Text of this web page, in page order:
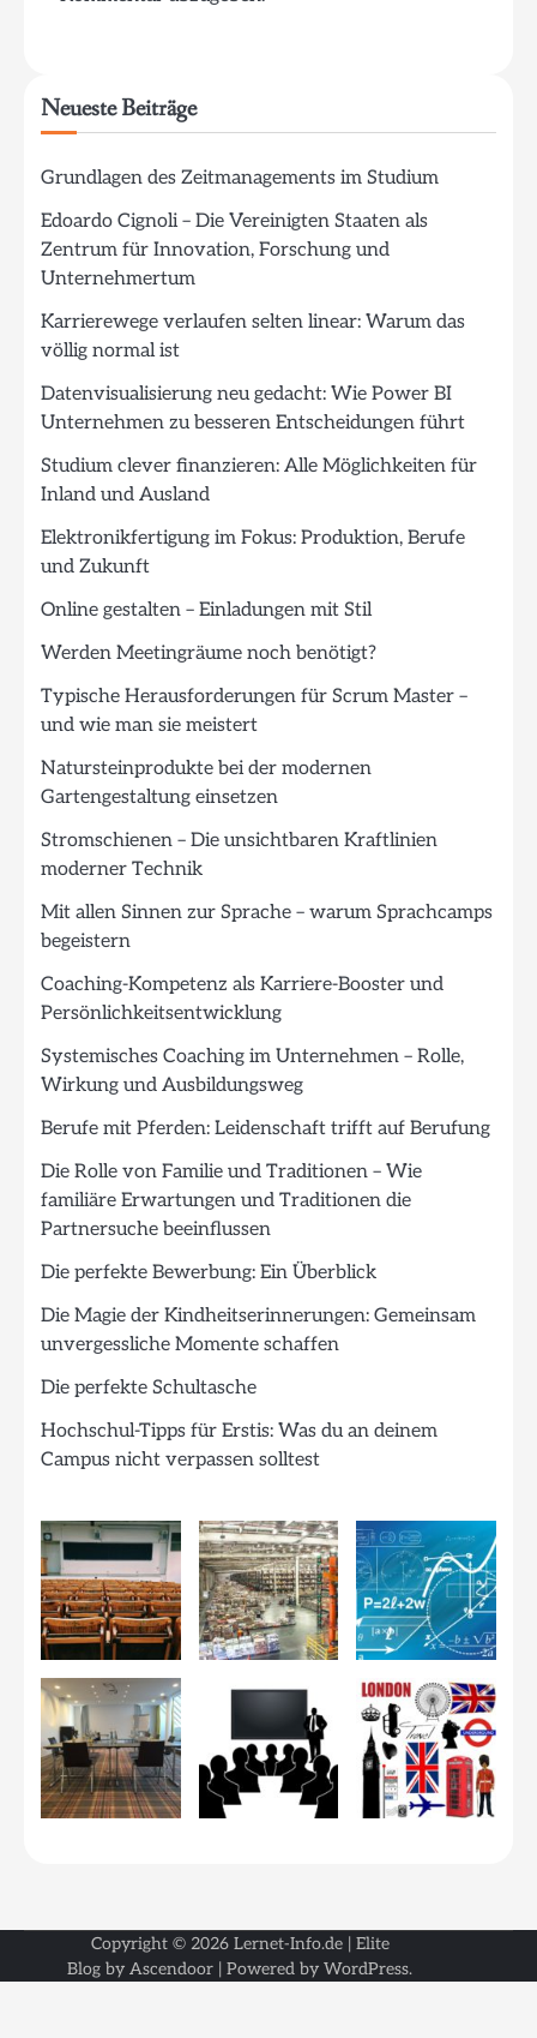
Neueste Beiträge
Grundlagen des Zeitmanagements im Studium
Edoardo Cignoli – Die Vereinigten Staaten als
Zentrum für Innovation, Forschung und
Unternehmertum
Karrierewege verlaufen selten linear: Warum das
völlig normal ist
Datenvisualisierung neu gedacht: Wie Power BI
Unternehmen zu besseren Entscheidungen führt
Studium clever finanzieren: Alle Möglichkeiten für
Inland und Ausland
Elektronikfertigung im Fokus: Produktion, Berufe
und Zukunft
Online gestalten – Einladungen mit Stil
Werden Meetingräume noch benötigt?
Typische Herausforderungen für Scrum Master –
und wie man sie meistert
Natursteinprodukte bei der modernen
Gartengestaltung einsetzen
Stromschienen – Die unsichtbaren Kraftlinien
moderner Technik
Mit allen Sinnen zur Sprache – warum Sprachcamps
begeistern
Coaching-Kompetenz als Karriere-Booster und
Persönlichkeitsentwicklung
Systemisches Coaching im Unternehmen – Rolle,
Wirkung und Ausbildungsweg
Berufe mit Pferden: Leidenschaft trifft auf Berufung
Die Rolle von Familie und Traditionen – Wie
familiäre Erwartungen und Traditionen die
Partnersuche beeinflussen
Die perfekte Bewerbung: Ein Überblick
Die Magie der Kindheitserinnerungen: Gemeinsam
unvergessliche Momente schaffen
Die perfekte Schultasche
Hochschul-Tipps für Erstis: Was du an deinem
Campus nicht verpassen solltest
Copyright © 2026 Lernet-Info.de| Elite
Blog by Ascendoor | Powered by WordPress.